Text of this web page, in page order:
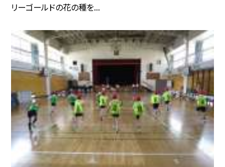
リーゴールドの花の種を...